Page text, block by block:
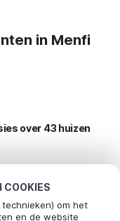
COOKIES
om het
en de website
in Menfi
over 43 huizen
voor